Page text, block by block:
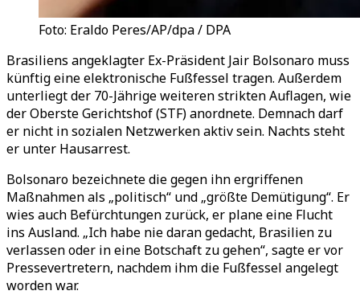
Foto: Eraldo Peres/AP/dpa / DPA
Brasiliens angeklagter Ex-Präsident Jair Bolsonaro muss
künftig eine elektronische Fußfessel tragen. Außerdem
unterliegt der 70-Jährige weiteren strikten Auflagen, wie
der Oberste Gerichtshof (STF) anordnete. Demnach darf
er nicht in sozialen Netzwerken aktiv sein. Nachts steht
er unter Hausarrest.
Bolsonaro bezeichnete die gegen ihn ergriffenen
Maßnahmen als „politisch“ und „größte Demütigung“. Er
wies auch Befürchtungen zurück, er plane eine Flucht
ins Ausland. „Ich habe nie daran gedacht, Brasilien zu
verlassen oder in eine Botschaft zu gehen“, sagte er vor
Pressevertretern, nachdem ihm die Fußfessel angelegt
worden war.